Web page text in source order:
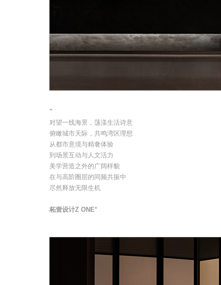
"
对望一线海景，荡漾生活诗意
俯瞰城市天际，共鸣湾区理想
从都市意境与精奢体验
到场景互动与人文活力
美学营造之外的广阔样貌
在与高阶圈层的同频共振中
尽然释放无限生机
柘壹设计Z ONE⁺